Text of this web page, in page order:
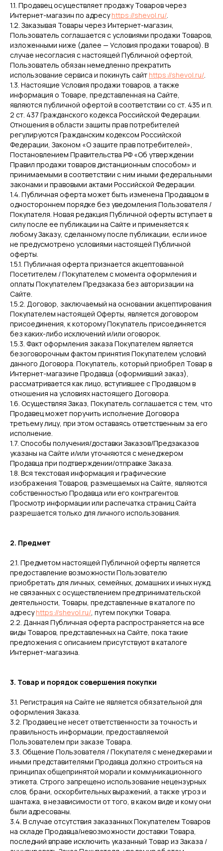
1.1. Продавец осуществляет продажу Товаров через
Интернет-магазин по адресуhttps://shevol.ru/.
1.2. Заказывая Товары через Интернет-магазин,
Пользователь соглашается с условиями продажи Товаров,
изложенными ниже (далее — Условия продажи товаров). В
случае несогласия с настоящей Публичной офертой,
Пользователь обязан немедленно прекратить
использование сервиса и покинуть сайт https://shevol.ru/.
1.3. Настоящие Условия продажи товаров, а также
информация о Товаре, представленная на Сайте,
являются публичной офертой в соответствии со ст. 435 и п.
2 ст. 437 Гражданского кодекса Российской Федерации.
Отношения в области защиты прав потребителей
регулируются Гражданским кодексом Российской
Федерации, Законом «О защите прав потребителей»,
Постановлением Правительства РФ «Об утверждении
Правил продажи товаров дистанционным способом» и
принимаемыми в соответствии с ним иными федеральными
законами и правовыми актами Российской Федерации.
1.4. Публичная оферта может быть изменена Продавцом в
одностороннем порядке без уведомления Пользователя /
Покупателя. Новая редакция Публичной оферты вступает в
силу после ее публикации на Сайте и применяется к
любому Заказу, сделанному после публикации, если иное
не предусмотрено условиями настоящей Публичной
оферты.
1.5.1. Публичная оферта признается акцептованной
Посетителем / Покупателем с момента оформления и
оплаты Покупателем Предзаказа без авторизации на
Сайте.
1.5.2. Договор, заключаемый на основании акцептирования
Покупателем настоящей Оферты, является договором
присоединения, к которому Покупатель присоединяется
без каких-либо исключений и/или оговорок.
1.5.3. Факт оформления заказа Покупателем является
безоговорочным фактом принятия Покупателем условий
данного Договора. Покупатель, который приобрел Товар в
Интернет-магазине Продавца (оформивший заказ),
рассматривается как лицо, вступившее с Продавцом в
отношения на условиях настоящего Договора.
1.6. Осуществляя Заказ, Покупатель соглашается с тем, что
Продавец может поручить исполнение Договора
третьему лицу, при этом оставаясь ответственным за его
исполнение.
1.7. Способы получения/доставки Заказов/Предзаказов
указаны на Сайте и/или уточняются с менеджером
Продавца при подтверждении/отправке Заказа.
1.8. Вся текстовая информация и графические
изображения Товаров, размещаемых на Сайте, являются
собственностью Продавца или его контрагентов.
Просмотр информации или распечатка страниц Сайта
разрешается только для личного использования.
2. Предмет
2.1. Предметом настоящей Публичной оферты является
предоставление возможности Пользователю
приобретать для личных, семейных, домашних и иных нужд,
не связанных с осуществлением предпринимательской
деятельности, Товары, представленные в каталоге по
адресуhttps://shevol.ru/, путем покупки Товара.
2.2. Данная Публичная оферта распространяется на все
виды Товаров, представленных на Сайте, пока такие
предложения с описанием присутствуют в каталоге
Интернет-магазина.
3. Товар и порядок совершения покупки
3.1. Регистрация на Сайте не является обязательной для
оформления Заказа.
3.2. Продавец не несет ответственности за точность и
правильность информации, предоставляемой
Пользователем при заказе Товара.
3.3. Общение Пользователя / Покупателя с менеджерами и
иными представителями Продавца должно строиться на
принципах общепринятой морали и коммуникационного
этикета. Строго запрещено использование нецензурных
слов, брани, оскорбительных выражений, а также угроз и
шантажа, в независимости от того, в каком виде и кому они
были адресованы.
3.4. В случае отсутствия заказанных Покупателем Товаров
на складе Продавца/невозможности доставки Товара,
последний вправе исключить указанный Товар из Заказа /